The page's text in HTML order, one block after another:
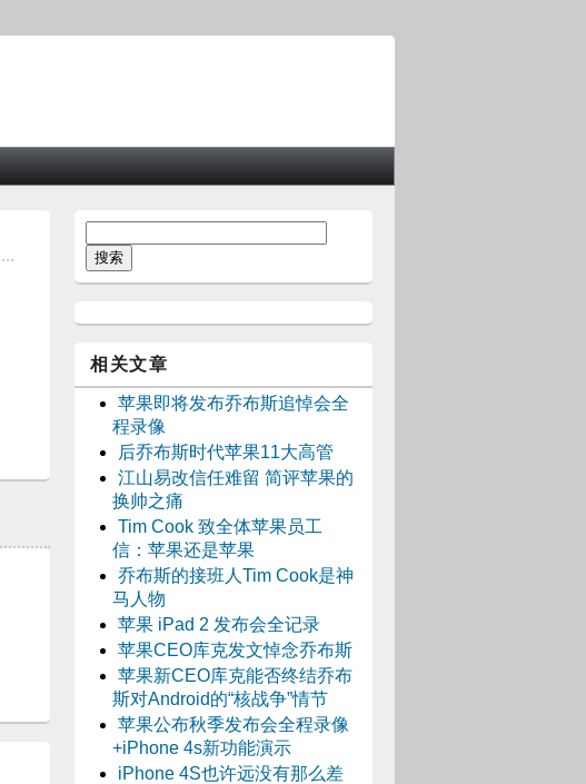
相关文章
苹果即将发布乔布斯追悼会全
程录像
后乔布斯时代苹果11大高管
江山易改信任难留 简评苹果的
换帅之痛
Tim Cook 致全体苹果员工
信：苹果还是苹果
乔布斯的接班人Tim Cook是神
马人物
苹果 iPad 2 发布会全记录
苹果CEO库克发文悼念乔布斯
苹果新CEO库克能否终结乔布
斯对Android的“核战争”情节
苹果公布秋季发布会全程录像
+iPhone 4s新功能演示
iPhone 4S也许远没有那么差